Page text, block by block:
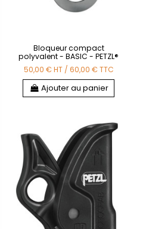
Bloqueur compact
polyvalent - BASIC - PETZL®
50,00 €HT / 60,00 €TTC
Ajouter au panier